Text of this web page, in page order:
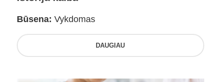
Būsena: Vykdomas
DAUGIAU